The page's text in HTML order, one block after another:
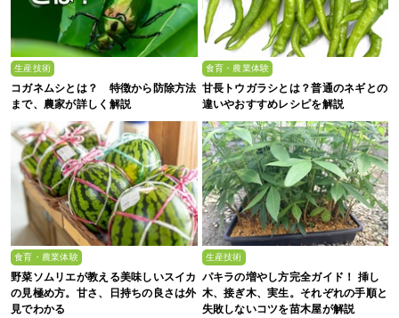
生産技術
コガネムシとは？ 特徴から防除方法
まで、農家が詳しく解説
食育・農業体験
甘長トウガラシとは？普通のネギとの
違いやおすすめレシピを解説
食育・農業体験
野菜ソムリエが教える美味しいスイカ
の見極め方。甘さ、日持ちの良さは外
見でわかる
生産技術
パキラの増やし方完全ガイド！ 挿し
木、接ぎ木、実生。それぞれの手順と
失敗しないコツを苗木屋が解説